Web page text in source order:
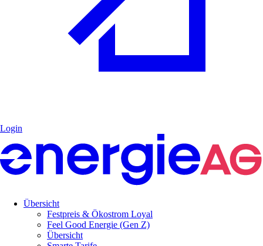
Login
Übersicht
Festpreis & Ökostrom Loyal
Feel Good Energie (Gen Z)
Übersicht